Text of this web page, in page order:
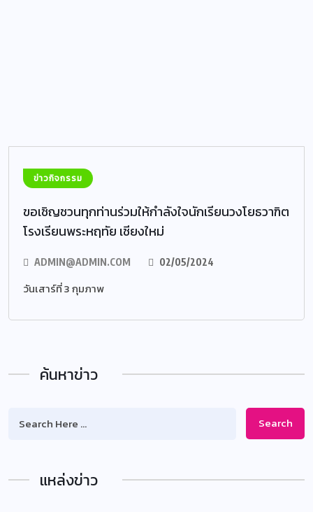
ข่าวกิจกรรม
ขอเชิญชวนทุกท่านร่วมให้กำลังใจนักเรียนวงโยธวาฑิต
โรงเรียนพระหฤทัย เชียงใหม่
ADMIN@ADMIN.COM 02/05/2024
วันเสาร์ที่ 3 กุมภาพ
ค้นหาข่าว
Search
แหล่งข่าว